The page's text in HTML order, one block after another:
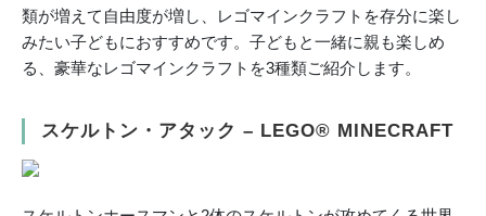
類が増えて自由度が増し、レゴマインクラフトを存分に楽し
みたい子どもにおすすめです。子どもと一緒に親も楽しめ
る、豪華なレゴマインクラフトを3種類ご紹介します。
スケルトン・アタック – LEGO® MINECRAFT